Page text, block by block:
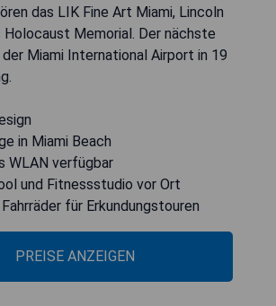
das LIK Fine Art Miami, Lincoln
Holocaust Memorial. Der nächste
Miami International Airport in 19
in Miami Beach
WLAN verfügbar
und Fitnessstudio vor Ort
für Erkundungstouren
PREISE ANZEIGEN